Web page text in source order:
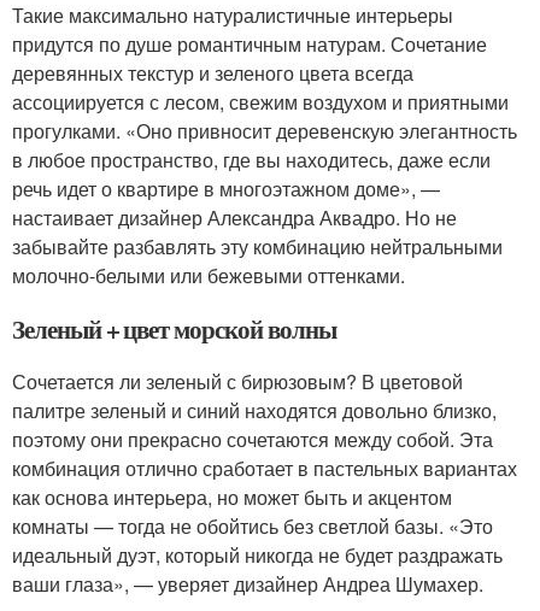
Такие максимально натуралистичные интерьеры
придутся по душе романтичным натурам. Сочетание
деревянных текстур и зеленого цвета всегда
ассоциируется с лесом, свежим воздухом и приятными
прогулками. «Оно привносит деревенскую элегантность
в любое пространство, где вы находитесь, даже если
речь идет о квартире в многоэтажном доме», —
настаивает дизайнер Александра Аквадро. Но не
забывайте разбавлять эту комбинацию нейтральными
молочно-белыми или бежевыми оттенками.
Зеленый + цвет морской волны
Сочетается ли зеленый с бирюзовым? В цветовой
палитре зеленый и синий находятся довольно близко,
поэтому они прекрасно сочетаются между собой. Эта
комбинация отлично сработает в пастельных вариантах
как основа интерьера, но может быть и акцентом
комнаты — тогда не обойтись без светлой базы. «Это
идеальный дуэт, который никогда не будет раздражать
ваши глаза», — уверяет дизайнер Андреа Шумахер.